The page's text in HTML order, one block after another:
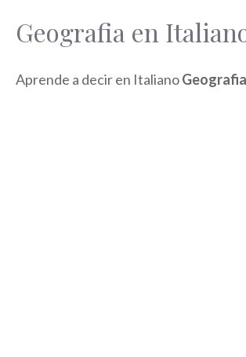
Geografia en
Aprende a decir en Italiano